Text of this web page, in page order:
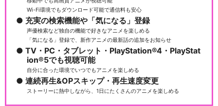
Wi-Fi環境でもダウンロード可能で通信料も安心
充実の検索機能や「気になる」登録
声優検索など独自の機能で好きなアニメを楽しめる
「気になる」登録で、新作アニメの最新話の追加をお知らせ
TV・PC・タブレット・PlayStation®4・PlayStat
ion®5でも視聴可能
自分に合った環境でいつでもアニメを楽しめる
連続再生&OPスキップ・再生速度変更
ストーリーに熱中しながら、1日にたくさんのアニメを楽しめる